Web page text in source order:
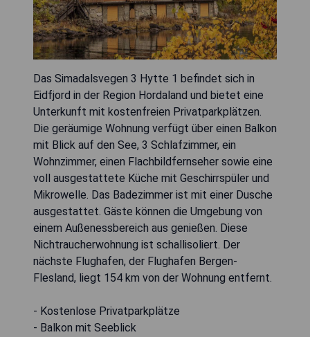
Das Simadalsvegen 3 Hytte 1 befindet sich in
Eidfjord in der Region Hordaland und bietet eine
Unterkunft mit kostenfreien Privatparkplätzen.
Die geräumige Wohnung verfügt über einen Balkon
mit Blick auf den See, 3 Schlafzimmer, ein
Wohnzimmer, einen Flachbildfernseher sowie eine
voll ausgestattete Küche mit Geschirrspüler und
Mikrowelle. Das Badezimmer ist mit einer Dusche
ausgestattet. Gäste können die Umgebung von
einem Außenessbereich aus genießen. Diese
Nichtraucherwohnung ist schallisoliert. Der
nächste Flughafen, der Flughafen Bergen-
Flesland, liegt 154 km von der Wohnung entfernt.
- Kostenlose Privatparkplätze
- Balkon mit Seeblick